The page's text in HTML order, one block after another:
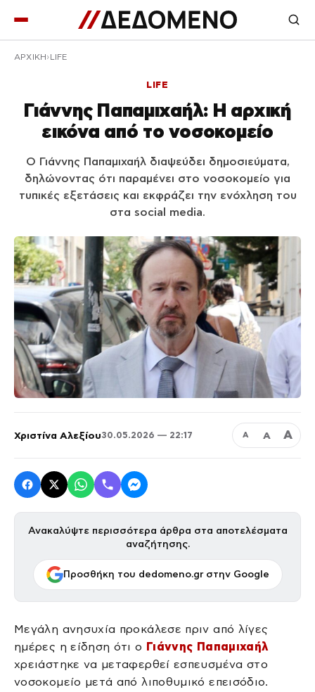
ΑΡΧΙΚΉ LIFE
LIFE
Γιάννης Παπαμιχαήλ: Η αρχική
εικόνα από το νοσοκομείο
Ο Γιάννης Παπαμιχαήλ διαψεύδει δημοσιεύματα,
δηλώνοντας ότι παραμένει στο νοσοκομείο για
τυπικές εξετάσεις και εκφράζει την ενόχληση του
στα social media.
Χριστίνα Αλεξίου30.05.2026 — 22:17 Α Α Α
Ανακαλύψτε περισσότερα άρθρα στα αποτελέσματα
αναζήτησης.
Προσθήκη του dedomeno.gr στην Google
Μεγάλη ανησυχία προκάλεσε πριν από λίγες
ημέρες η είδηση ότι ο Γιάννης Παπαμιχαήλ
χρειάστηκε να μεταφερθεί εσπευσμένα στο
νοσοκομείο μετά από λιποθυμικό επεισόδιο.